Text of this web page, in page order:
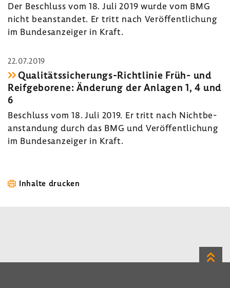
Der Beschluss vom 18. Juli 2019 wurde vom BMG
nicht bean­standet. Er tritt nach Veröf­fent­li­chung
im Bundes­an­zeiger in Kraft.
22.07.2019
Qualitätssicherungs-​Richtlinie Früh- und
Reif­ge­bo­rene: Ände­rung der Anlagen 1, 4 und
6
Beschluss vom 18. Juli 2019. Er tritt nach Nicht­be­
an­stan­dung durch das BMG und Veröf­fent­li­chung
im Bundes­an­zeiger in Kraft.
Inhalte drucken
Zum